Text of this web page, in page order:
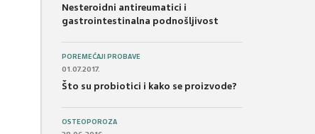
Nesteroidni antireumatici i
gastrointestinalna podnošljivost
POREMEĆAJI PROBAVE
01.07.2017.
Što su probiotici i kako se proizvode?
OSTEOPOROZA